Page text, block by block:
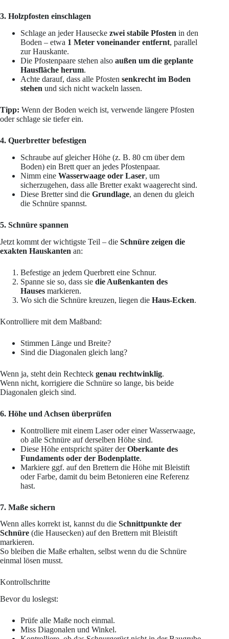
3. Holzpfosten einschlagen
Schlage an jeder Hausecke zwei stabile Pfosten in den
Boden – etwa 1 Meter voneinander entfernt, parallel
zur Hauskante.
Die Pfostenpaare stehen also außen um die geplante
Hausfläche herum.
Achte darauf, dass alle Pfosten senkrecht im Boden
stehen und sich nicht wackeln lassen.
Tipp: Wenn der Boden weich ist, verwende längere Pfosten
oder schlage sie tiefer ein.
4. Querbretter befestigen
Schraube auf gleicher Höhe (z. B. 80 cm über dem
Boden) ein Brett quer an jedes Pfostenpaar.
Nimm eine Wasserwaage oder Laser, um
sicherzugehen, dass alle Bretter exakt waagerecht sind.
Diese Bretter sind die Grundlage, an denen du gleich
die Schnüre spannst.
5. Schnüre spannen
Jetzt kommt der wichtigste Teil – die Schnüre zeigen die
exakten Hauskanten an:
Befestige an jedem Querbrett eine Schnur.
Spanne sie so, dass sie die Außenkanten des
Hauses markieren.
Wo sich die Schnüre kreuzen, liegen die Haus-Ecken.
Kontrolliere mit dem Maßband:
Stimmen Länge und Breite?
Sind die Diagonalen gleich lang?
Wenn ja, steht dein Rechteck genau rechtwinklig.
Wenn nicht, korrigiere die Schnüre so lange, bis beide
Diagonalen gleich sind.
6. Höhe und Achsen überprüfen
Kontrolliere mit einem Laser oder einer Wasserwaage,
ob alle Schnüre auf derselben Höhe sind.
Diese Höhe entspricht später derOberkante des
Fundaments oder der Bodenplatte.
Markiere ggf. auf den Brettern die Höhe mit Bleistift
oder Farbe, damit du beim Betonieren eine Referenz
hast.
7. Maße sichern
Wenn alles korrekt ist, kannst du die Schnittpunkte der
Schnüre (die Hausecken) auf den Brettern mit Bleistift
markieren.
So bleiben die Maße erhalten, selbst wenn du die Schnüre
einmal lösen musst.
Kontrollschritte
Bevor du loslegst:
Prüfe alle Maße noch einmal.
Miss Diagonalen und Winkel.